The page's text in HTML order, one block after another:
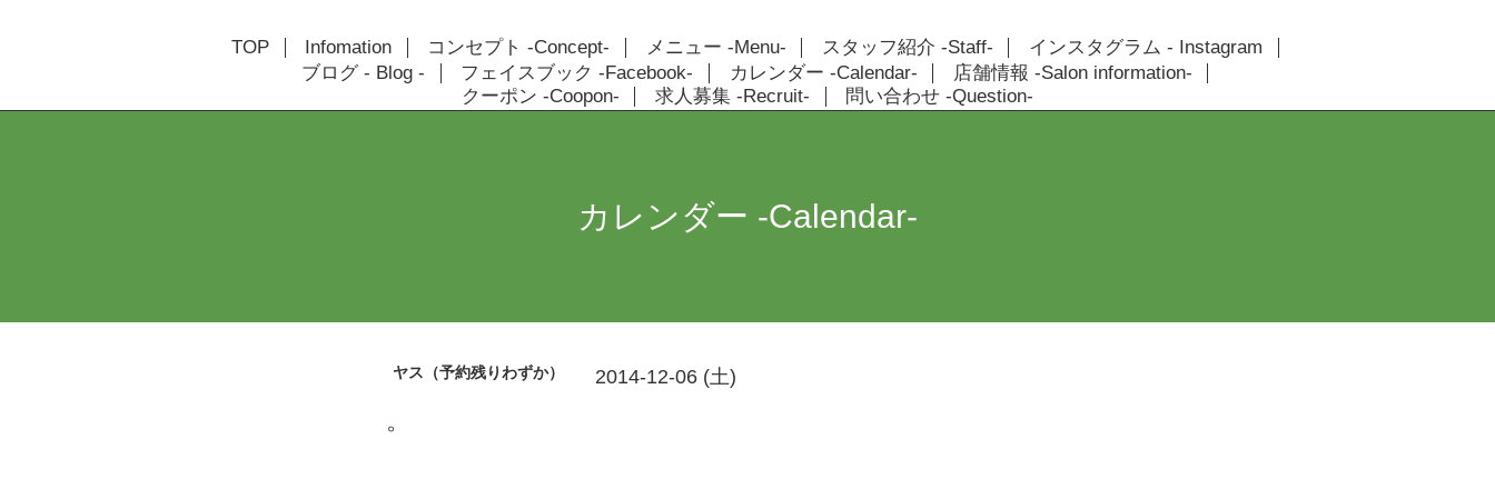
TOP Infomation コンセプト -Concept- メニュー -Menu- スタッフ紹介 -Staff-
インスタグラム - Instagram
ブログ - Blog -
フェイスブック -Facebook- カレンダー -Calendar-
店舗情報 -Salon information-
クーポン -Coopon-
求人募集 -Recruit- 問い合わせ -Question-
カレンダー -Calendar-
ヤス（予約残りわずか） 2014-12-06 (土)
。